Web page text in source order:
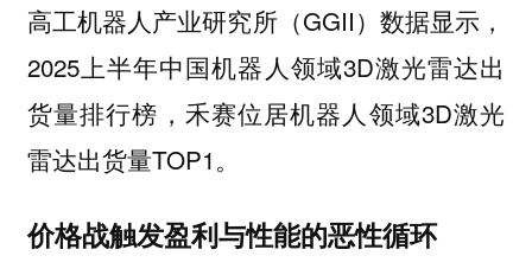
高工机器人产业研究所（GGII）数据显示，
2025上半年中国机器人领域3D激光雷达出
货量排行榜，禾赛位居机器人领域3D激光
雷达出货量TOP1。
价格战触发盈利与性能的恶性循环